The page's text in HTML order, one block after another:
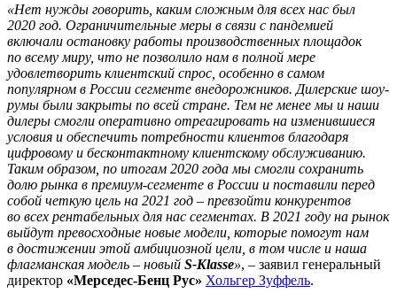
«Нет нужды говорить, каким сложным для всех нас был
2020 год. Ограничительные меры в связи с пандемией
включали остановку работы производственных площадок
по всему миру, что не позволило нам в полной мере
удовлетворить клиентский спрос, особенно в самом
популярном в России сегменте внедорожников. Дилерские шоу-
румы были закрыты по всей стране. Тем не менее мы и наши
дилеры смогли оперативно отреагировать на изменившиеся
условия и обеспечить потребности клиентов благодаря
цифровому и бесконтактному клиентскому обслуживанию.
Таким образом, по итогам 2020 года мы смогли сохранить
долю рынка в премиум-сегменте в России и поставили перед
собой четкую цель на 2021 год – превзойти конкурентов
во всех рентабельных для нас сегментах. В 2021 году на рынок
выйдут превосходные новые модели, которые помогут нам
в достижении этой амбициозной цели, в том числе и наша
флагманская модель – новый S-Klasse», – заявил генеральный
директор «Мерседес-Бенц Рус» Хольгер Зуффель.